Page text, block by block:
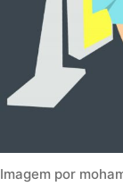
Imagem por